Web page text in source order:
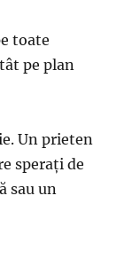
toate
pe plan
Un prieten
sperați de
sau un